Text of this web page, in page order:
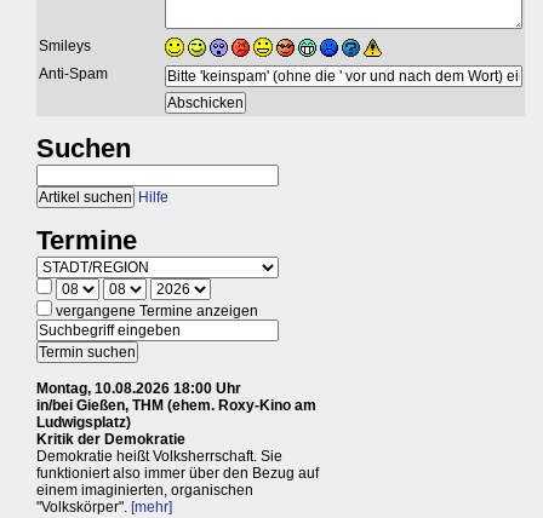
Smileys
Anti-Spam
Suchen
Hilfe
Termine
vergangene Termine anzeigen
Montag, 10.08.2026 18:00 Uhr
in/bei Gießen, THM (ehem. Roxy-Kino am
Ludwigsplatz)
Kritik der Demokratie
Demokratie heißt Volksherrschaft. Sie
funktioniert also immer über den Bezug auf
einem imaginierten, organischen
"Volkskörper". [mehr]